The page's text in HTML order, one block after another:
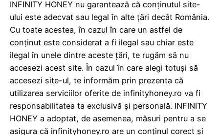
INFINITY HONEY nu garantează că conținutul site-
ului este adecvat sau legal în alte țări decât România.
Cu toate acestea, în cazul în care un astfel de
conținut este considerat a fi ilegal sau chiar este
ilegal în unele dintre aceste țări, te rugăm să nu
accesezi acest site. În cazul în care alegi totuși să
accesezi site-ul, te informăm prin prezenta că
utilizarea serviciilor oferite de infinityhoney.ro va fi
responsabilitatea ta exclusivă și personală. INFINITY
HONEY a adoptat, de asemenea, măsuri pentru a se
asigura că infinityhoney.ro are un conținul corect și